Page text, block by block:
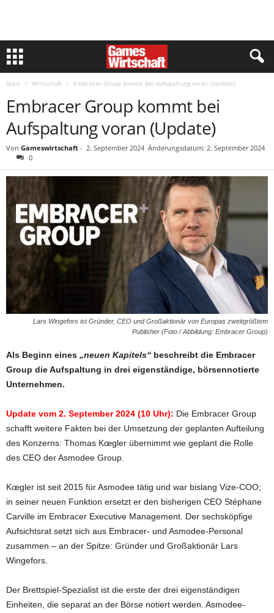
Start Wirtschaft Embracer Group kommt bei Aufspaltung voran (Update)
Embracer Group kommt bei
Aufspaltung voran (Update)
Von Gameswirtschaft - 2. September 2024 Änderungsdatum: 2. September 2024
0
Lars Wingefors ist Gründer, CEO und Großaktionär von Europas zweitgrößtem
Publisher (Foto / Abbildung: Embracer Group)
Als Beginn eines „neuen Kapitels“ beschreibt die Embracer
Group die Aufspaltung in drei eigenständige, börsennotierte
Unternehmen.
Update vom 2. September 2024 (10 Uhr): Die Embracer Group
schafft weitere Fakten bei der Umsetzung der geplanten Aufteilung
des Konzerns: Thomas Kœgler übernimmt wie geplant die Rolle
des CEO der Asmodee Group.
Kœgler ist seit 2015 für Asmodee tätig und war bislang Vize-COO;
in seiner neuen Funktion ersetzt er den bisherigen CEO Stéphane
Carville im Embracer Executive Management. Der sechsköpfige
Aufsichtsrat setzt sich aus Embracer- und Asmodee-Personal
zusammen – an der Spitze: Gründer und Großaktionär Lars
Wingefors.
Der Brettspiel-Spezialist ist die erste der drei eigenständigen
Einheiten, die separat an der Börse notiert werden. Asmodee-